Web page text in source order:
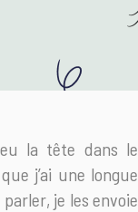
la tête dans le
j’ai une longue
je les envoie